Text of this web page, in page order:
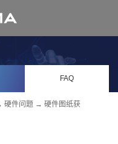
FAQ
硬件问题 → 硬件图纸获